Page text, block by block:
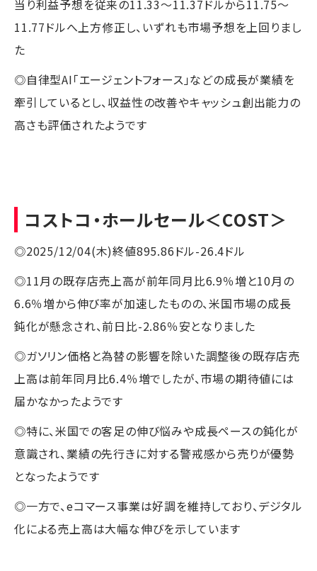
当り利益予想を従来の11.33～11.37ドルから11.75～
11.77ドルへ上方修正し、いずれも市場予想を上回りまし
た
◎自律型AI「エージェントフォース」などの成長が業績を
牽引しているとし、収益性の改善やキャッシュ創出能力の
高さも評価されたようです
コストコ・ホールセール＜COST＞
◎2025/12/04(木)終値895.86ドル-26.4ドル
◎11月の既存店売上高が前年同月比6.9％増と10月の
6.6％増から伸び率が加速したものの、米国市場の成長
鈍化が懸念され、前日比-2.86％安となりました
◎ガソリン価格と為替の影響を除いた調整後の既存店売
上高は前年同月比6.4％増でしたが、市場の期待値には
届かなかったようです
◎特に、米国での客足の伸び悩みや成長ペースの鈍化が
意識され、業績の先行きに対する警戒感から売りが優勢
となったようです
◎一方で、eコマース事業は好調を維持しており、デジタル
化による売上高は大幅な伸びを示しています